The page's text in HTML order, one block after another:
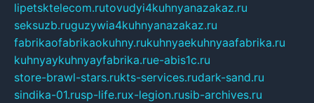
lipetsktelecom.rutovudyi4kuhnyanazakaz.ru
seksuzb.ruguzywia4kuhnyanazakaz.ru
fabrikaofabrikaokuhny.rukuhnyaekuhnyaafabrika.ru
kuhnyaykuhnyayfabrika.rue-abis1c.ru
store-brawl-stars.rukts-services.rudark-sand.ru
sindika-01.rusp-life.rux-legion.rusib-archives.ru